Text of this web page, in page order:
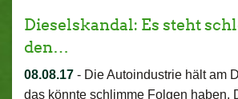
Dieselskandal: Es steht
den…
08.08.17 - Die Autoindustrie hält am
das könnte schlimme Folgen haben.